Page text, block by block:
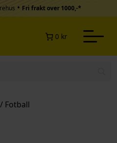
• Fri frakt over 1000,-*
0 kr
/ Fotball